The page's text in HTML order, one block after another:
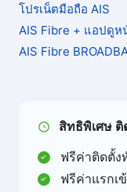
โปรเน็ตมือถือ AIS
AIS Fibre + แอปดูห
AIS Fibre
สิทธิพิเศษ ติ
ฟรีค่าติดตั้ง
ฟรีค่าแรกเ